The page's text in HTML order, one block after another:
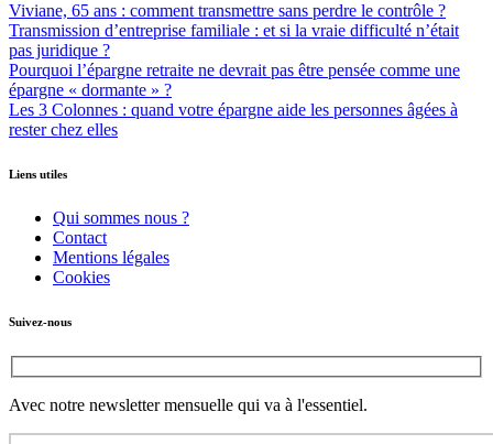
Viviane, 65 ans : comment transmettre sans perdre le contrôle ?
Transmission d’entreprise familiale : et si la vraie difficulté n’était
pas juridique ?
Pourquoi l’épargne retraite ne devrait pas être pensée comme une
épargne « dormante » ?
Les 3 Colonnes : quand votre épargne aide les personnes âgées à
rester chez elles
Liens utiles
Qui sommes nous ?
Contact
Mentions légales
Cookies
Suivez-nous
Avec notre newsletter mensuelle qui va à l'essentiel.